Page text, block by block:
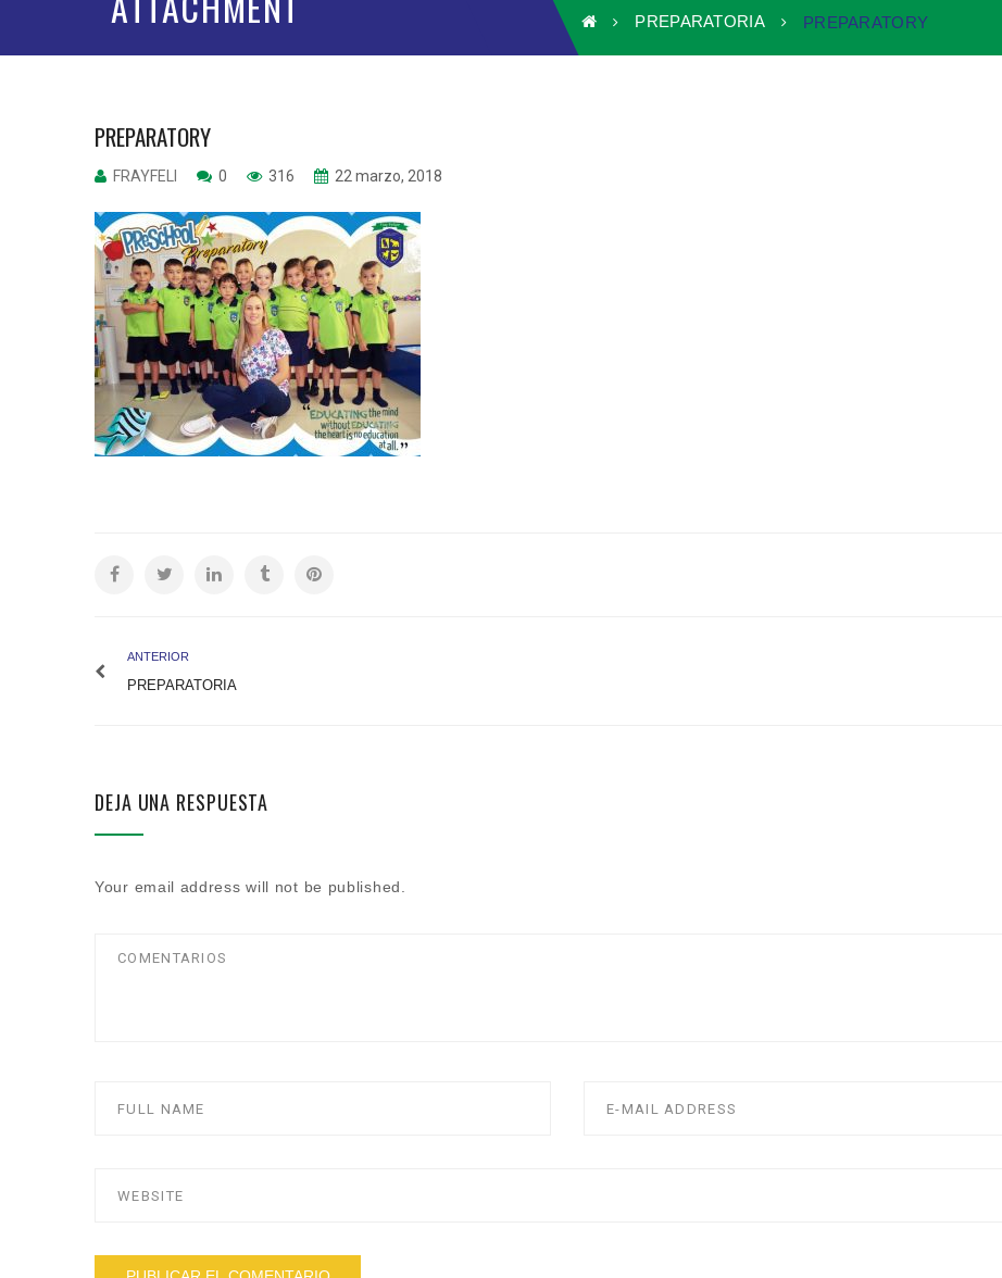
PREPARATORIA PREPARATORY
PREPARATORY
FRAYFELI 0 316 22 marzo, 2018
ANTERIOR
PREPARATORIA
DEJA UNA RESPUESTA
Your email address will not be published.